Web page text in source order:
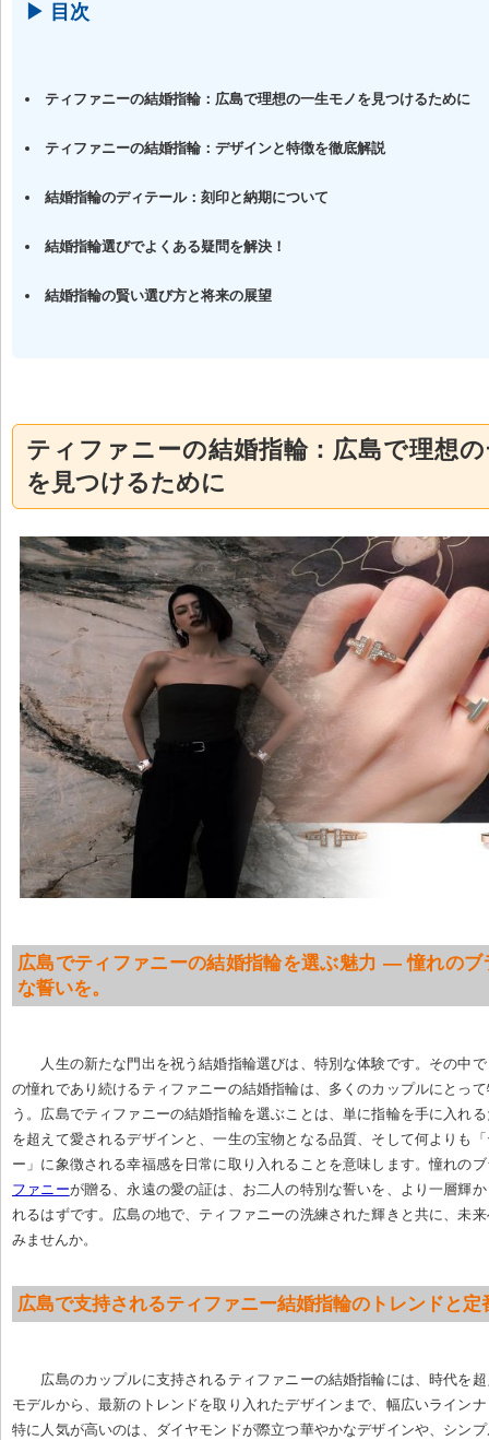
▶ 目次
ティファニーの結婚指輪：広島で理想の一生モノを見つけるために
ティファニーの結婚指輪：デザインと特徴を徹底解説
結婚指輪のディテール：刻印と納期について
結婚指輪選びでよくある疑問を解決！
結婚指輪の賢い選び方と将来の展望
ティファニーの結婚指輪：広島で理想
を見つけるために
広島でティファニーの結婚指輪を選ぶ魅力 — 憧れのブ
な誓いを。
人生の新たな門出を祝う結婚指輪選びは、特別な体験です。その中
の憧れであり続けるティファニーの結婚指輪は、多くのカップルにとっ
う。広島でティファニーの結婚指輪を選ぶことは、単に指輪を手に入れ
を超えて愛されるデザインと、一生の宝物となる品質、そして何よりも
ー」に象徴される幸福感を日常に取り入れることを意味します。憧れの
ファニーが贈る、永遠の愛の証は、お二人の特別な誓いを、より一層輝
れるはずです。広島の地で、ティファニーの洗練された輝きと共に、未
みませんか。
広島で支持されるティファニー結婚指輪のトレンドと定
広島のカップルに支持されるティファニーの結婚指輪には、時代を
モデルから、最新のトレンドを取り入れたデザインまで、幅広いライン
特に人気が高いのは、ダイヤモンドが際立つ華やかなデザインや、シン